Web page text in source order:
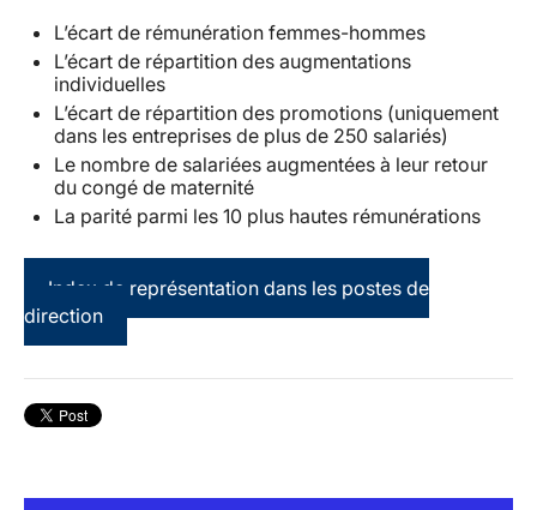
L’écart de rémunération femmes-hommes
L’écart de répartition des augmentations
individuelles
L’écart de répartition des promotions (uniquement
dans les entreprises de plus de 250 salariés)
Le nombre de salariées augmentées à leur retour
du congé de maternité
La parité parmi les 10 plus hautes rémunérations
Index de représentation dans les postes de
direction